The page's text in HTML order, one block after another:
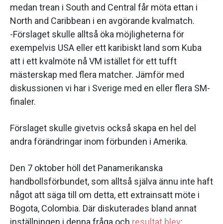
medan trean i South and Central får möta ettan i
North and Caribbean i en avgörande kvalmatch.
-Förslaget skulle alltså öka möjligheterna för
exempelvis USA eller ett karibiskt land som Kuba
att i ett kvalmöte nå VM istället för ett tufft
mästerskap med flera matcher. Jämför med
diskussionen vi har i Sverige med en eller flera SM-
finaler.
Förslaget skulle givetvis också skapa en hel del
andra förändringar inom förbunden i Amerika.
Den 7 oktober höll det Panamerikanska
handbollsförbundet, som alltså själva ännu inte haft
något att säga till om detta, ett extrainsatt möte i
Bogota, Colombia. Där diskuterades bland annat